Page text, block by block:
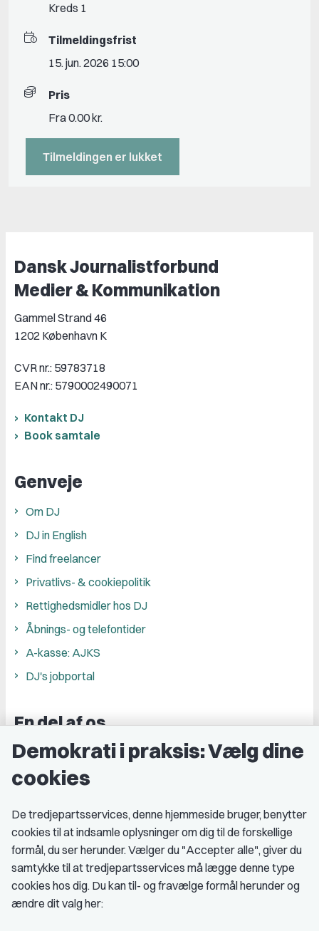
Kreds 1
Tilmeldingsfrist
15. jun. 2026 15:00
Pris
Fra 0.00 kr.
Tilmeldingen er lukket
Dansk Journalistforbund
Medier & Kommunikation
Gammel Strand 46
1202 København K
CVR nr.: 59783718
EAN nr.: 5790002490071
Kontakt DJ
Book samtale
Genveje
Om DJ
DJ in English
Find freelancer
Privatlivs- & cookiepolitik
Rettighedsmidler hos DJ
Åbnings- og telefontider
A-kasse: AJKS
DJ's jobportal
En del af os
Grupper og kredse
Studenterorganisationer
Medlemskab
Fordele som medlem
Kontingent
Demokrati i praksis: Vælg dine
cookies
De tredjepartsservices, denne hjemmeside bruger, benytter
cookies til at indsamle oplysninger om dig til de forskellige
formål, du ser herunder. Vælger du "Accepter alle", giver du
samtykke til at tredjepartsservices må lægge denne type
cookies hos dig. Du kan til- og fravælge formål herunder og
ændre dit valg her: